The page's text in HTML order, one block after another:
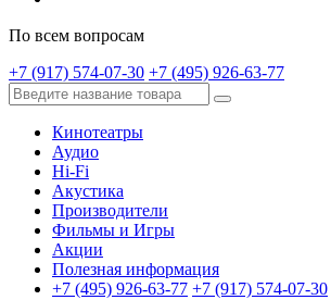
По всем вопросам
+7 (917) 574-07-30 +7 (495) 926-63-77
Кинотеатры
Аудио
Hi-Fi
Акустика
Производители
Фильмы и Игры
Акции
Полезная информация
+7 (495) 926-63-77 +7 (917) 574-07-30